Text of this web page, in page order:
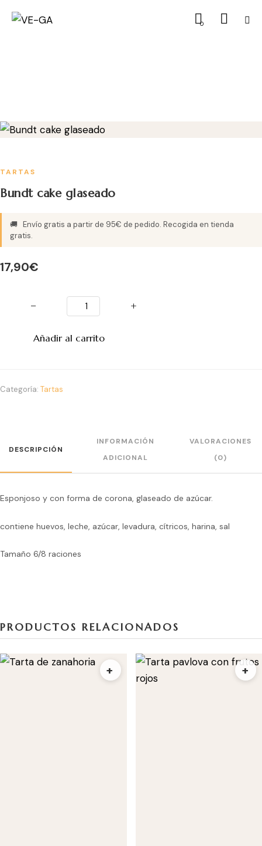
0
TARTAS
Bundt cake glaseado
🚚 Envío gratis a partir de 95€ de pedido. Recogida en tienda
gratis.
17,90€
− +
Añadir al carrito
Categoría: Tartas
DESCRIPCIÓN
INFORMACIÓN
ADICIONAL
VALORACIONES
(0)
Esponjoso y con forma de corona, glaseado de azúcar.
contiene huevos, leche, azúcar, levadura, cítricos, harina, sal
Tamaño 6/8 raciones
PRODUCTOS RELACIONADOS
+ +